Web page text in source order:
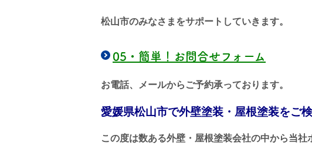
松山市のみなさまをサポートしていきます。
05・ 簡単！お問合せフォーム
お電話、メールからご予約承っております。
愛媛県松山市で外壁塗装・屋根塗装をご
この度は数ある外壁・屋根塗装会社の中から当